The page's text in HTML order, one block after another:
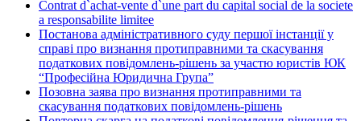
Contrat d`achat-vente d`une part du capital social de la societe
a responsabilite limitee
Постанова адміністративного суду першої інстанції у
справі про визнання протиправними та скасування
податкових повідомлень-рішень за участю юристів ЮК
“Професійна Юридична Група”
Позовна заява про визнання протиправними та
скасування податкових повідомлень-рішень